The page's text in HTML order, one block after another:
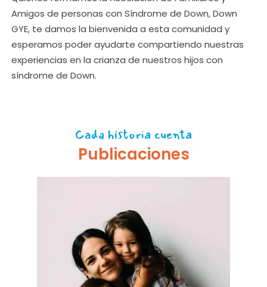
Amigos de personas con Síndrome de Down, Down
GYE, te damos la bienvenida a esta comunidad y
esperamos poder ayudarte compartiendo nuestras
experiencias en la crianza de nuestros hijos con
síndrome de Down.
Cada historia cuenta
Publicaciones